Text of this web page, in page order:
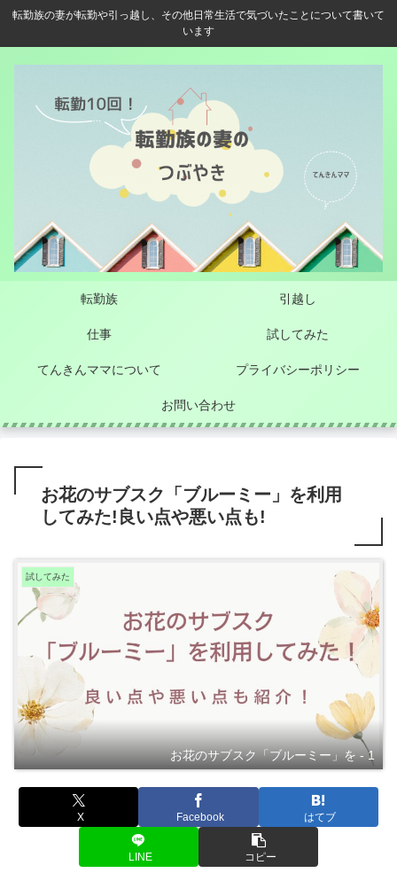
転勤族の妻が転勤や引っ越し、その他日常生活で気づいたことについて書いて
います
転勤族 引越し
仕事 試してみた
てんきんママについて プライバシーポリシー
お問い合わせ
お花のサブスク「ブルーミー」を利用
してみた!良い点や悪い点も!
試してみた
お花のサブスク「ブルーミー」を - 1
X Facebook はてブ
LINE コピー